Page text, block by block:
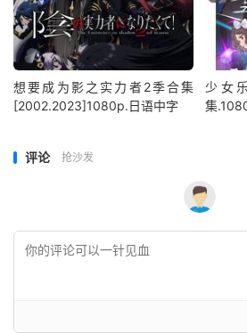
想要成为影之实力者2季合集
[2002.2023]1080p.日语中字
少女
集
评论 抢沙发